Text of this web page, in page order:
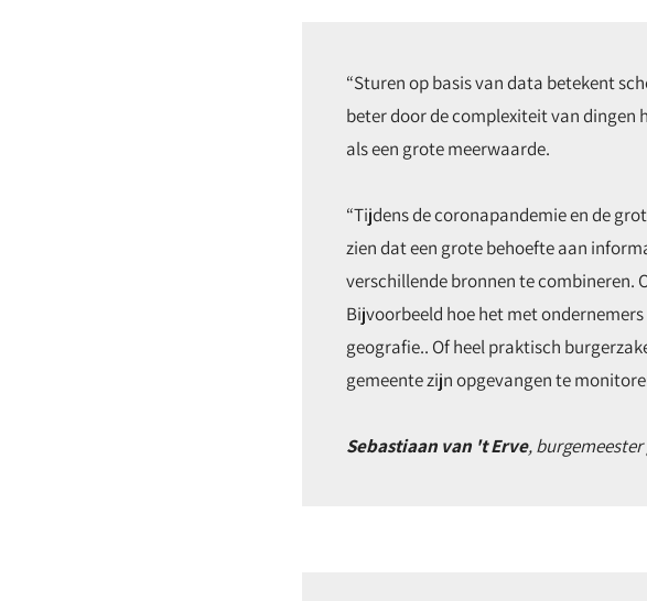
“Sturen op basis van data betekent
beter door de complexiteit van dingen
als een grote meerwaarde.
“Tijdens de coronapandemie en de
zien dat een grote behoefte aan
verschillende bronnen te combineren.
Bijvoorbeeld hoe het met
geografie.. Of heel praktisch
gemeente zijn opgevangen te
Sebastiaan van 't Erve,